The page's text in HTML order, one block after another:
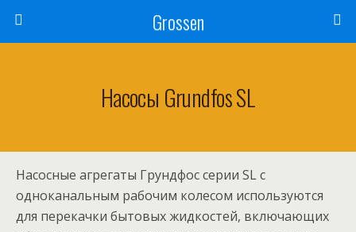
Grossen
Насосы Grundfos SL
Насосные агрегаты Грундфос серии SL с
одноканальным рабочим колесом используются
для перекачки бытовых жидкостей, включающих